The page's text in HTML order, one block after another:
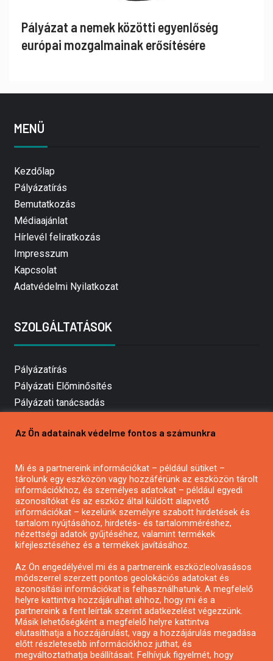
Pályázat a nemek közötti egyenlőség
európai mozgalmainak erősítésére
MENÜ
Kezdőlap
Pályázatírás
Bemutatkozás
Médiaajánlat
Hírlevél feliratkozás
Impresszum
Kapcsolat
Adatvédelmi Nyilatkozat
SZOLGÁLTATÁSOK
Pályázatírás
Pályázati Előminősítés
Pályázati tanácsadás
Mezőgazdasági pályázatírás
Pályázatírás civil szervezeteknek
Pályázatírás önkormányzatoknak
Pályázatfigyelés
Specifikus pályázatfigyelés vagy hírlevél
Pályázatok magánszemélyeknek
Pályázatok civil szervezeteknek
Pályázatok vállalkozásoknak
Önkormányzati pályázatok
Az Ön adatainak védelme fontos a számunkra
Mi és a partnereink információkat – például sütiket –
tárolunk egy eszközön vagy hozzáférünk az eszközön tárolt
információkhoz, és személyes adatokat – például egyedi
azonosítókat és az eszköz által küldött alapvető
információkat – kezelünk személyre szabott hirdetések és
tartalom nyújtásához, hirdetés- és tartalomméréshez,
nézettségi adatok gyűjtéséhez, valamint termékek
kifejlesztéséhez és a termékek javításához.
Az Ön engedélyével mi és a partnereink eszközleolvasásos
módszerrel szerzett pontos geolokációs adatokat és
azonosítási információkat is felhasználhatunk. A megfelelő
helyre kattintva hozzájárulhat ahhoz, hogy mi és a
partnereink a fent leírtak szerint adatkezelést végezzünk.
Másik lehetőségként a megfelelő helyre kattintva
elutasíthatja a hozzájárulást, vagy a hozzájárulás megadása
előtt részletesebb információkhoz juthat, és
megváltoztathatja beállításait. Felhívjuk figyelmét, hogy